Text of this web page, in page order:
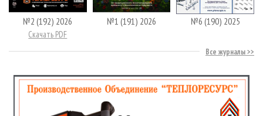
№2 (192) 2026
Скачать PDF
№1 (191) 2026 №6 (190) 2025
Все журналы